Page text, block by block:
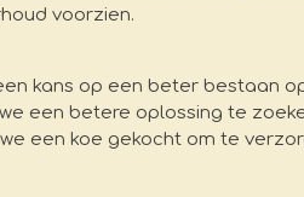
voorzien.
kans op een beter bestaan
een betere oplossing te
een koe gekocht om te